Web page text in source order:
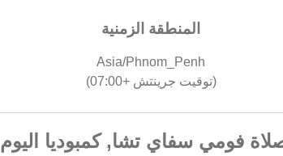
المنطقة الزمنية
Asia/Phnom_Penh
(توقيت جرينتش +07:00)
فومي سفاي تشا, كمبوديا اليوم